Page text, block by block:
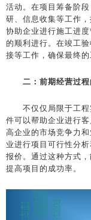
活动。在项目筹备阶
研、信息收集等工作
协助企业进行施工进
的顺利进行。在竣工
接等工作，确保最终的
二：前期经营过程
不仅仅局限于工程
件可以帮助企业进行
高企业的市场竞争力
业进行项目可行性分
报价。通过这种方式
提高项目的成功率。